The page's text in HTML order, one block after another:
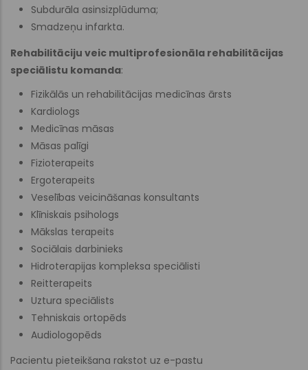
Subdurāla asinsizplūduma;
Smadzeņu infarkta.
Rehabilitāciju veic multiprofesionāla rehabilitācijas
speciālistu komanda:
Fizikālās un rehabilitācijas medicīnas ārsts
Kardiologs
Medicīnas māsas
Māsas palīgi
Fizioterapeits
Ergoterapeits
Veselības veicināšanas konsultants
Klīniskais psihologs
Mākslas terapeits
Sociālais darbinieks
Hidroterapijas kompleksa speciālisti
Reitterapeits
Uztura speciālists
Tehniskais ortopēds
Audiologopēds
Pacientu pieteikšana rakstot uz e-pastu